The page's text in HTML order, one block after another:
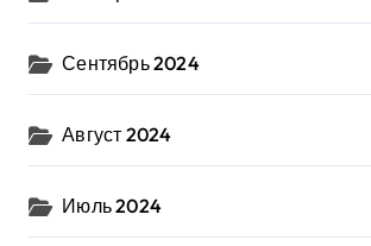
Сентябрь 2024
Август 2024
Июль 2024